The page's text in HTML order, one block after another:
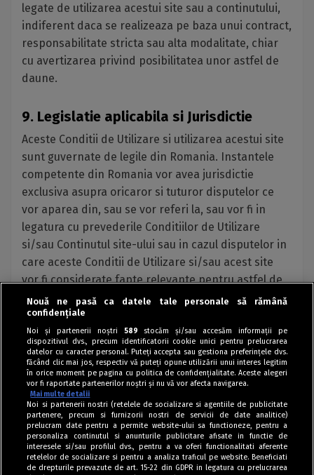
legate de utilizarea acestui site sau a continutului,
indiferent daca se realizeaza pe baza unui contract,
responsabilitate stricta sau alta modalitate, chiar
cu avertizarea privind posibilitatea unor astfel de
daune.
9. Legislatie aplicabila si Jurisdictie
Aceste Conditii de Utilizare si utilizarea acestui site
sunt guvernate de legile din Romania. Instantele
competente din Romania vor avea jurisdictie
exclusiva asupra oricaror si tuturor disputelor ce
vor aparea din, sau se vor referi la, sau vor fi in
legatura cu prevederile Conditiilor de Utilizare
si/sau Continutul site-ului sau in cazul disputelor in
care aceste Conditii de Utilizare si/sau acest site
vor fi considerate fapte relevante pentru astfel de
dispute.
Nouă ne pasă ca datele tale personale să rămână
confidențiale
Noi și partenerii noștri 589 stocăm și/sau accesăm informații pe
dispozitivul dvs., precum identificatorii cookie unici pentru prelucrarea
datelor cu caracter personal. Puteți accepta sau gestiona preferințele dvs.
făcând clic mai jos, respectiv vă puteți opune utilizării unui interes legitim
în orice moment pe pagina cu politica de confidențialitate. Aceste alegeri
vor fi raportate partenerilor noștri și nu vă vor afecta navigarea.
Mai multe detalii
Noi si partenerii nostri (retelele de socializare si agentiile de publicitate
partenere, precum si furnizorii nostri de servicii de date analitice)
prelucram date pentru a permite website-ului sa functioneze, pentru a
personaliza continutul si anunturile publicitare afisate in functie de
interesele si/sau profilul dvs., pentru a va oferi functionalitati aferente
retelelor de socializare si pentru a analiza traficul pe website. Beneficiati
de drepturile prevazute de art. 15-22 din GDPR in legatura cu prelucrarea